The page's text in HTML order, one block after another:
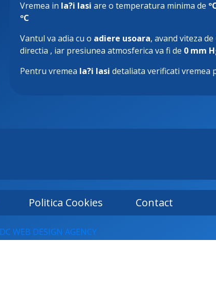
Vremea in Ia?i Iasi are o temperatura minima de
ºC
Vantul va adia cu o adiere usoara, avand viteza de
directia , iar presiunea atmosferica va fi de 0 mm
Pentru vremea Ia?i Iasi detaliata verificati vremea
Politica Cookies Contact
DC WEB DESIGN AGENCY